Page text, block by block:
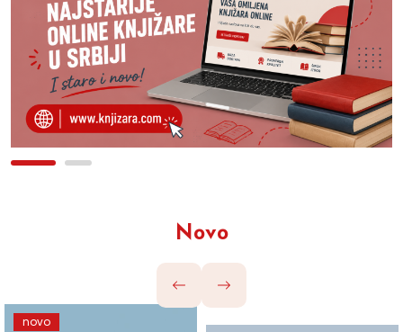
Novo
novo